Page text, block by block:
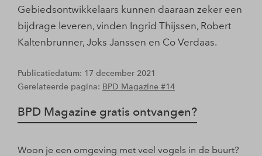
Gebiedsontwikkelaars kunnen daaraan zeker een
bijdrage leveren, vinden Ingrid Thijssen, Robert
Kaltenbrunner, Joks Janssen en Co Verdaas.
Publicatiedatum: 17 december 2021
Gerelateerde pagina: BPD Magazine #14
BPD Magazine gratis ontvangen?
Woon je een omgeving met veel vogels in de buurt?